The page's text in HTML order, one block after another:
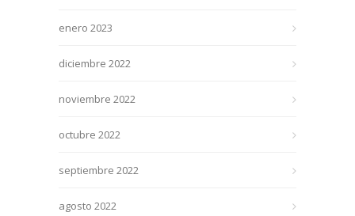
enero 2023
diciembre 2022
noviembre 2022
octubre 2022
septiembre 2022
agosto 2022